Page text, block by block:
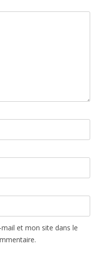
et mon site dans le